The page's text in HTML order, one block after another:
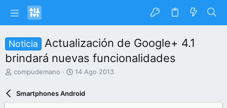
Noticia
Actualización de Google+ 4.1
brindará nuevas funcionalidades
Icompudemano
F
h
14 Ago 2013
Smartphones Android